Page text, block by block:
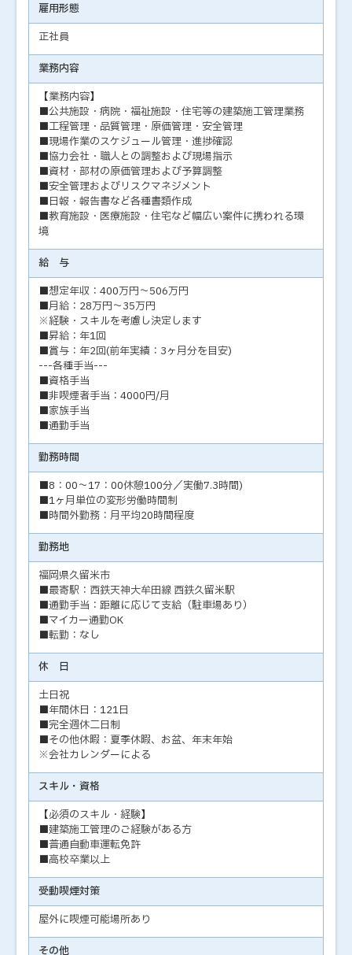
雇用形態
正社員
業務内容
【業務内容】
■公共施設・病院・福祉施設・住宅等の建築施工管理業務
■工程管理・品質管理・原価管理・安全管理
■現場作業のスケジュール管理・進捗確認
■協力会社・職人との調整および現場指示
■資材・部材の原価管理および予算調整
■安全管理およびリスクマネジメント
■日報・報告書など各種書類作成
■教育施設・医療施設・住宅など幅広い案件に携われる環
境
給 与
■想定年収：400万円～506万円
■月給：28万円～35万円
※経験・スキルを考慮し決定します
■昇給：年1回
■賞与：年2回(前年実績：3ヶ月分を目安)
---各種手当---
■資格手当
■非喫煙者手当：4000円/月
■家族手当
■通勤手当
勤務時間
■8：00～17：00休憩100分／実働7.3時間)
■1ヶ月単位の変形労働時間制
■時間外勤務：月平均20時間程度
勤務地
福岡県久留米市
■最寄駅：西鉄天神大牟田線 西鉄久留米駅
■通勤手当：距離に応じて支給（駐車場あり）
■マイカー通勤OK
■転勤：なし
休 日
土日祝
■年間休日：121日
■完全週休二日制
■その他休暇：夏季休暇、お盆、年末年始
※会社カレンダーによる
スキル・資格
【必須のスキル・経験】
■建築施工管理のご経験がある方
■普通自動車運転免許
■高校卒業以上
受動喫煙対策
屋外に喫煙可能場所あり
その他